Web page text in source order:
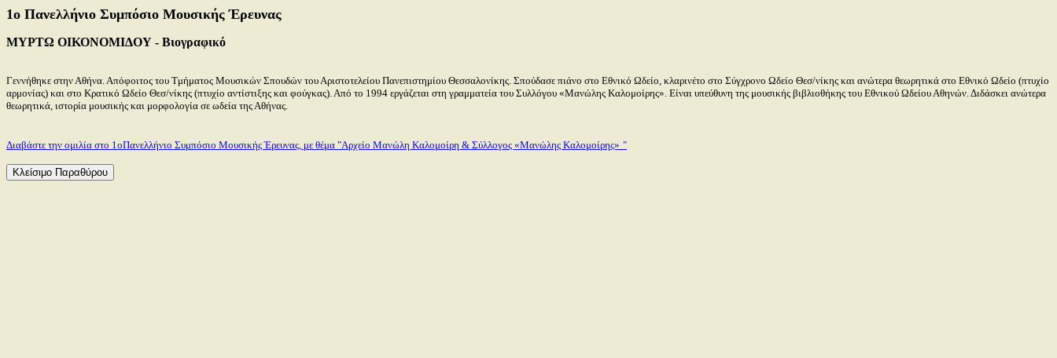
1ο Πανελλήνιο Συμπόσιο Μουσικής Έρευνας
ΜΥΡΤΩ ΟΙΚΟΝΟΜΙΔΟΥ - Βιογραφικό
Γεννήθηκε στην Αθήνα. Απόφοιτος του Τμήματος Μουσικών Σπουδών του Αριστοτελείου Πανεπιστημίου Θεσσαλονίκης. Σπούδασε πιάνο στο Εθνικό Ωδείο, κλαρινέτο στο Σύγχρονο Ωδείο Θεσ/νίκης και ανώτερα θεωρητικά στο Εθνικό Ωδείο (πτυχίο
αρμονίας) και στο Κρατικό Ωδείο Θεσ/νίκης (πτυχίο αντίστιξης και φούγκας). Από το 1994 εργάζεται στη γραμματεία του Συλλόγου «Μανώλης Καλομοίρης». Είναι υπεύθυνη της μουσικής βιβλιοθήκης του Εθνικού Ωδείου Αθηνών. Διδάσκει ανώτερα
θεωρητικά, ιστορία μουσικής και μορφολογία σε ωδεία της Αθήνας.
Διαβάστε την ομιλία στο 1οΠανελλήνιο Συμπόσιο Μουσικής Έρευνας, με θέμα "Αρχείο Μανώλη Καλομοίρη & Σύλλογος «Μανώλης Καλομοίρης» "